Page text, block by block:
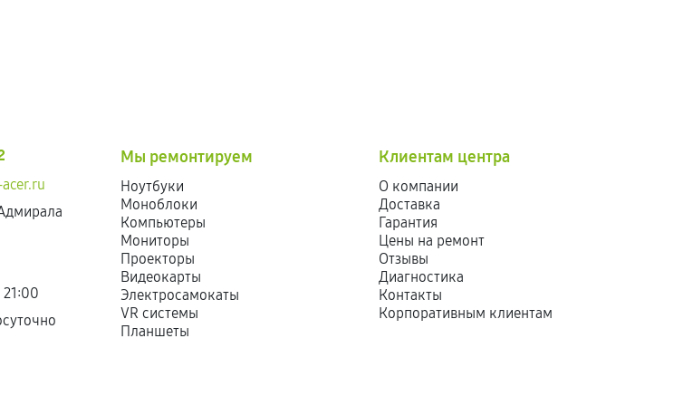
Мы ремонтируем
Ноутбуки
Моноблоки
Компьютеры
Мониторы
Проекторы
Видеокарты
Электросамокаты
VR системы
Планшеты
Клиентам центра
О компании
Доставка
Гарантия
Цены на ремонт
Отзывы
Диагностика
Контакты
Корпоративным клиентам